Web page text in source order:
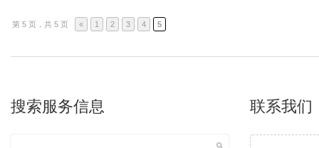
第 5 页，共 5 页 « 1 2 3 4 5
搜索服务信息 联系我们